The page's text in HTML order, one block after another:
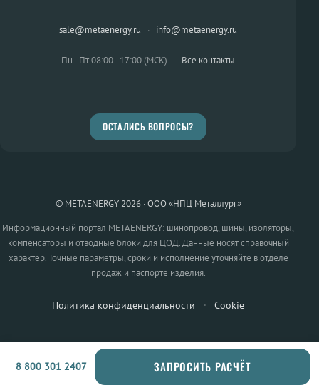
sale@metaenergy.ru · info@metaenergy.ru
Пн–Пт 08:00–17:00 (МСК) · Все контакты
ОСТАЛИСЬ ВОПРОСЫ?
© METAENERGY 2026 · ООО «НПЦ Металлург»
Информационный портал METAENERGY: шинопровод, шины, изоляторы,
компенсаторы и отводные блоки для ЦОД. Данные носят справочный
характер. Точные параметры, сроки и исполнение уточняйте в отделе
продаж и паспорте изделия.
Политика конфиденциальности · Cookie
8 800 301 2407 ЗАПРОСИТЬ РАСЧЁТ